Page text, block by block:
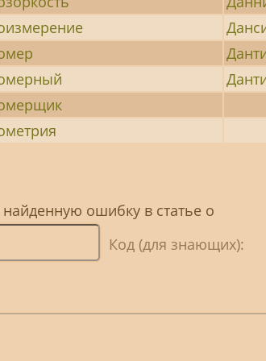
ошибку в статье о
Код (для знающих):